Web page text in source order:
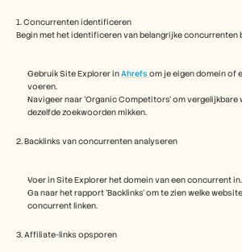
1. Concurrenten identificeren
Begin met het identificeren van belangrijke concurrenten
Gebruik Site Explorer in Ahrefs om je eigen domein of
voeren.
Navigeer naar 'Organic Competitors' om vergelijkbare
dezelfde zoekwoorden mikken.
2. Backlinks van concurrenten analyseren
Voer in Site Explorer het domein van een concurrent in.
Ga naar het rapport 'Backlinks' om te zien welke
concurrent linken.
3. Affiliate-links opsporen
Klantverhalen
Prijzen
Klantensucces
Training